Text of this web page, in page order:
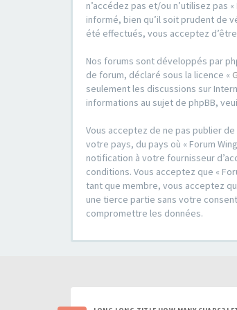
n’accédez pas et/ou n’utilisez pas
informé, bien qu’il soit prudent de
été effectués, vous acceptez
Nos forums sont développés par
de forum, déclaré sous la licence «
seulement les discussions sur
informations au sujet de phpBB,
Vous acceptez de ne pas publier
votre pays, du pays où « Forum
notification à votre fournisseur
conditions. Vous acceptez que «
tant que membre, vous acceptez
une tierce partie sans votre
compromettre les données.